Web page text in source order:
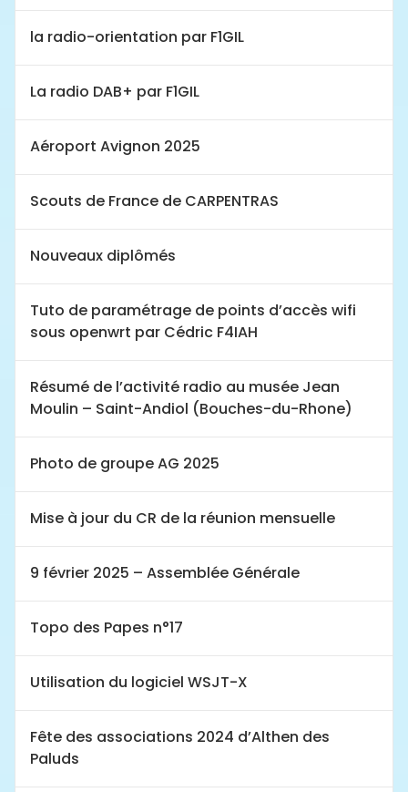
la radio-orientation par F1GIL
La radio DAB+ par F1GIL
Aéroport Avignon 2025
Scouts de France de CARPENTRAS
Nouveaux diplômés
Tuto de paramétrage de points d’accès wifi
sous openwrt par Cédric F4IAH
Résumé de l’activité radio au musée Jean
Moulin – Saint-Andiol (Bouches-du-Rhone)
Photo de groupe AG 2025
Mise à jour du CR de la réunion mensuelle
9 février 2025 – Assemblée Générale
Topo des Papes n°17
Utilisation du logiciel WSJT-X
Fête des associations 2024 d’Althen des
Paluds